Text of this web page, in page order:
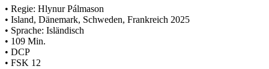
• Regie: Hlynur Pálmason
• Island, Dänemark, Schweden, Frankreich 2025
• Sprache: Isländisch
• 109 Min.
• DCP
• FSK 12